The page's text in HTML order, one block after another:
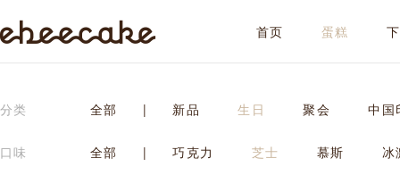
首页 蛋糕
分类 全部 | 新品 生日 聚会 中国
口味 全部 | 巧克力 芝士 慕斯 冰